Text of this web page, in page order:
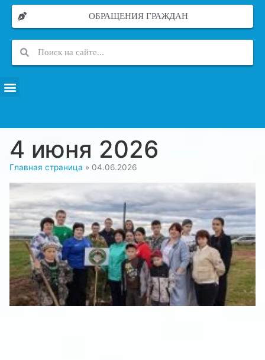
ОБРАЩЕНИЯ ГРАЖДАН
4 июня 2026
Главная страница » 04.06.2026